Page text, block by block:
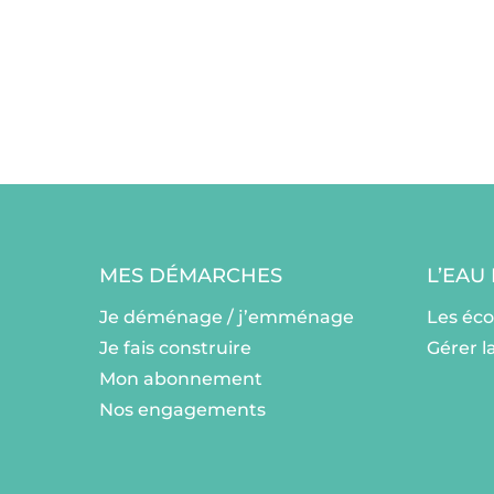
MES DÉMARCHES
Je déménage / j’emménage
Je fais construire
Mon abonnement
Nos engagements
Les
Gérer